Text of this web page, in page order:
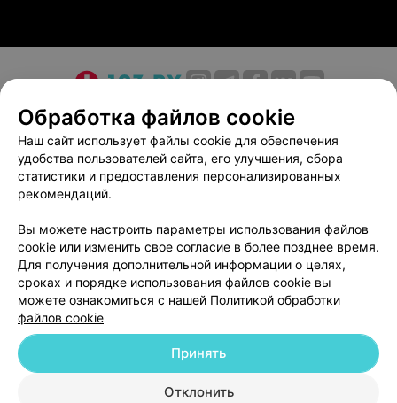
О проекте Новости проекта
Размещение рекламы
Медицинский маркетинг
Публичный договор
Пользовательское соглашение
Способы оплаты
Вакансии
Партнеры
Написать в поддержку
Персональные настройки cookie
Обработка персональных данных
ВЫ ВЛАДЕЛЕЦ?
Обработка файлов cookie
Наш сайт использует файлы cookie для обеспечения
удобства пользователей сайта, его улучшения, сбора
статистики и предоставления персонализированных
рекомендаций.
Вы можете настроить параметры использования файлов
cookie или изменить свое согласие в более позднее время.
Для получения дополнительной информации о целях,
сроках и порядке использования файлов cookie вы
можете ознакомиться с нашей Политикой обработки
файлов cookie
Отклонить
Принять